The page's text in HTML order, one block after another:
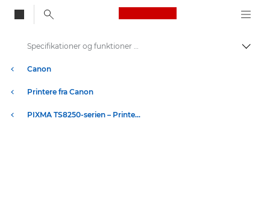
Canon Logo, back
Skift
Canon
Printere fra Canon
PIXMA TS8250-serien – Printere
Specifikationer og funktioner – PIXMA TS8250